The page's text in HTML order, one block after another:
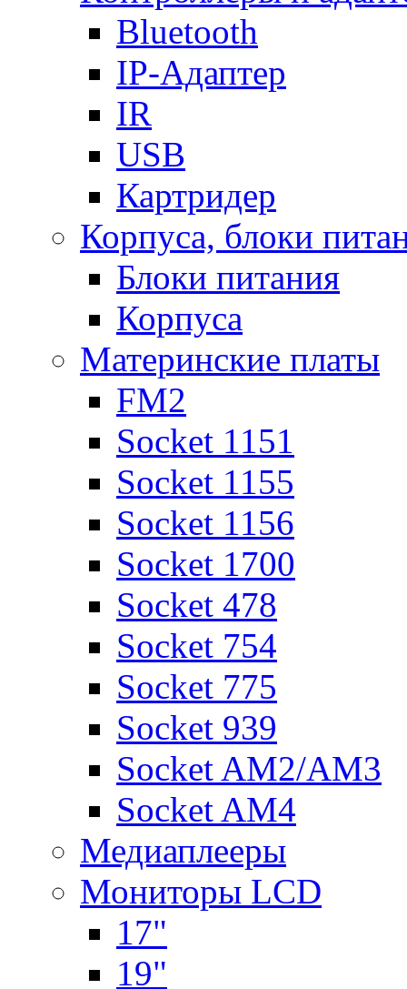
Bluetooth
IP-Адаптер
IR
USB
Картридер
Корпуса, блоки
Блоки питания
Корпуса
Материнские платы
FM2
Socket 1151
Socket 1155
Socket 1156
Socket 1700
Socket 478
Socket 754
Socket 775
Socket 939
Socket AM2/AM3
Socket AM4
Медиаплееры
Мониторы LCD
17"
19"